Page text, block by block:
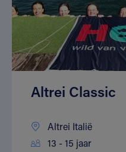
Altrei Classic
Altrei Italië
13 - 15 jaar